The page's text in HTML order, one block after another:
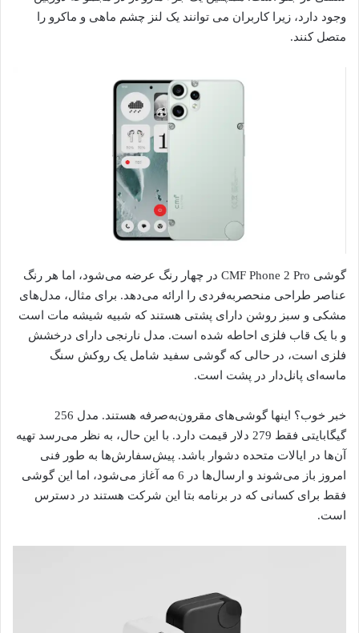
وجود دارد، زیرا کاربران می توانند یک لنز چشم ماهی و ماکرو را
متصل کنند.
گوشی CMF Phone 2 Pro در چهار رنگ عرضه می‌شود، اما هر رنگ
عناصر طراحی منحصربه‌فردی را ارائه می‌دهد. برای مثال، مدل‌های
مشکی و سبز روشن دارای پشتی هستند که شبیه شیشه مات است
و با یک قاب فلزی احاطه شده است. مدل نارنجی دارای درخشش
فلزی است، در حالی که گوشی سفید شامل یک روکش سنگ
ماسه‌ای پانل‌دار در پشت است.
خبر خوب؟ اینها گوشی‌های مقرون‌به‌صرفه هستند. مدل 256
گیگابایتی فقط 279 دلار قیمت دارد. با این حال، به نظر می‌رسد تهیه
آن‌ها در ایالات متحده دشوار باشد. پیش‌سفارش‌ها به طور فنی
امروز باز می‌شوند و ارسال‌ها در 6 مه آغاز می‌شود، اما این گوشی
فقط برای کسانی که در برنامه بتا این شرکت هستند در دسترس
است.